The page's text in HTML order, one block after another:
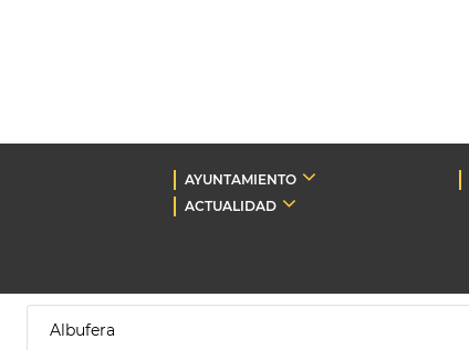
AYUNTAMIENTO
ACTUALIDAD
Albufera